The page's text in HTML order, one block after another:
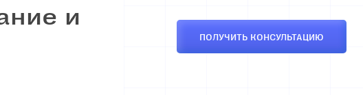
и
ПОЛУЧИТЬ КОНСУЛЬТАЦИЮ